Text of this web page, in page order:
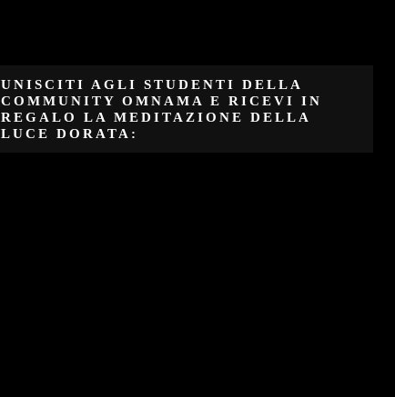
UNISCITI AGLI STUDENTI DELLA
COMMUNITY OMNAMA E RICEVI IN
REGALO LA MEDITAZIONE DELLA
LUCE DORATA: